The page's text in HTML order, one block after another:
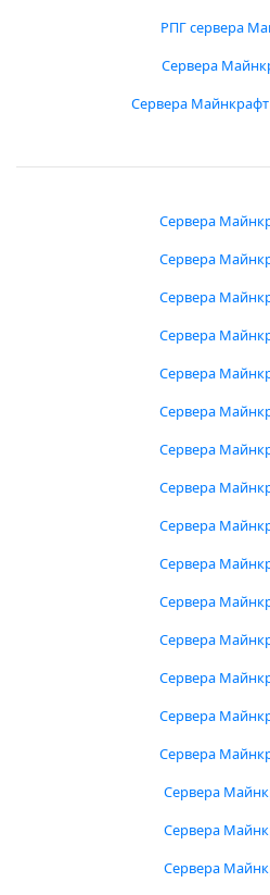
РПГ сервера
Сервера
Сервера
Сервера
Сервера
Сервера
Сервера
Сервера
Сервера
Сервера
Сервера
Сервера
Сервера
Сервера
Сервера
Сервера
Сервера
Сервера
Сервера
Сервера
Сервера